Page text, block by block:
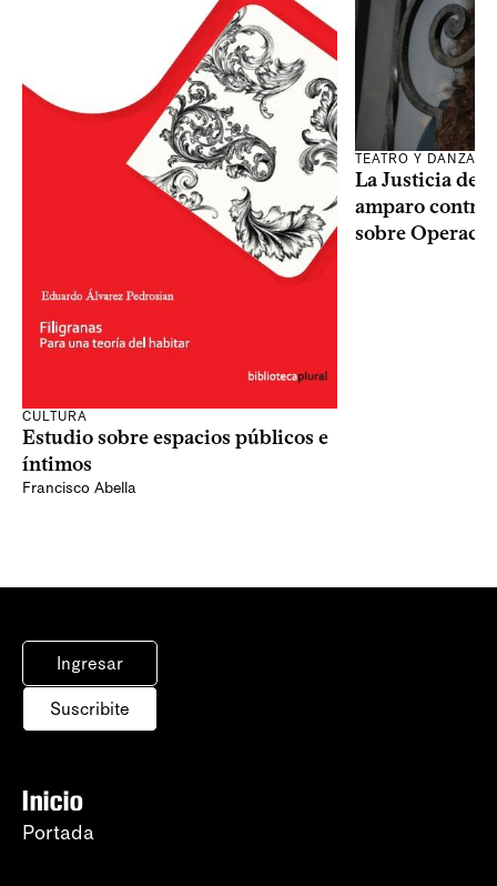
CULTURA
Estudio sobre espacios públicos e
íntimos
Francisco Abella
TEATRO Y DANZA
La Justicia
amparo contra
sobre
Ingresar
Suscribite
Inicio
Portada